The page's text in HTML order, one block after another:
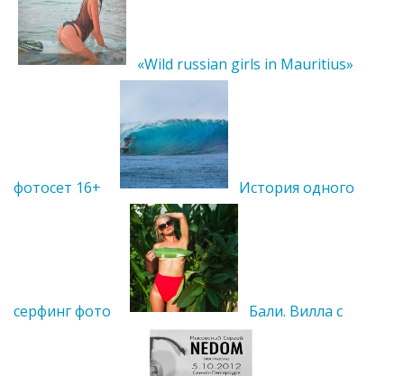
«Wild russian girls in Mauritius»
фотосет 16+ История одного
серфинг фото Бали. Вилла с